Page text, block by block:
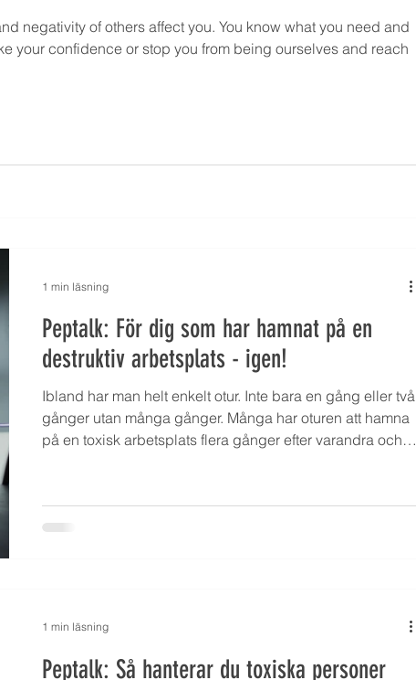
negativity of others affect you. You know what you need and
your confidence or stop you from being ourselves and reach
Peptalk: För dig som har hamnat på en
destruktiv arbetsplats - igen!
Ibland har man helt enkelt otur. Inte bara en gång eller två
gånger utan många gånger. Många har oturen att hamna
på en toxisk arbetsplats flera gånger efter varandra och
1 min läsning
Peptalk: Så hanterar du toxiska personer
1 min läsning